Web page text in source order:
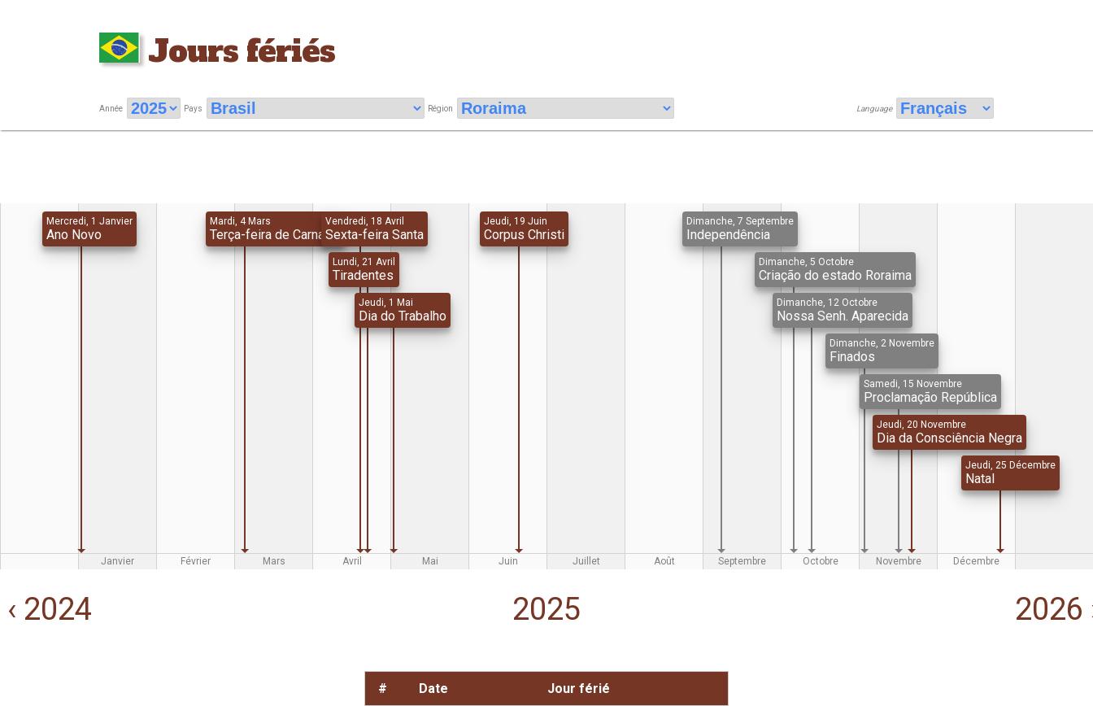
Jours fériés
Année Pays Région Language
Mercredi, 1 Janvier
Ano Novo
Mardi, 4 Mars
Terça-feira de Carnaval
Vendredi, 18 Avril
Sexta-feira Santa
Lundi, 21 Avril
Tiradentes
Jeudi, 1 Mai
Dia do Trabalho
Jeudi, 19 Juin
Corpus Christi
Dimanche, 7 Septembre
Independência
Dimanche, 5 Octobre
Criação do estado Roraima
Dimanche, 12 Octobre
Nossa Senh. Aparecida
Dimanche, 2 Novembre
Finados
Samedi, 15 Novembre
Proclamação República
Jeudi, 20 Novembre
Dia da Consciência Negra
Jeudi, 25 Décembre
Natal
Janvier Février Mars Avril Mai Juin Juillet Août Septembre Octobre Novembre Décembre
‹ 2024 2025 2026
# Date Jour férié